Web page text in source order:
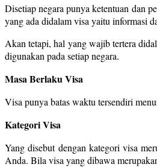
Disetiap negara punya ketentuan dan
yang ada didalam visa yaitu informasi
Akan tetapi, hal yang wajib tertera
digunakan pada setiap negara.
Masa Berlaku Visa
Visa punya batas waktu tersendiri
Kategori Visa
Yang disebut dengan kategori visa
Anda. Bila visa yang dibawa